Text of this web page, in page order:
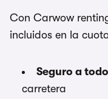
Con Carwow
incluidos en la
Seguro a
carretera